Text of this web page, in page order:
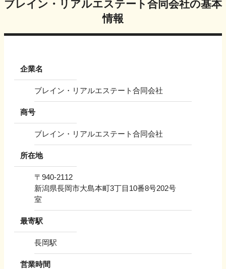
ブレイン・リアルエステート合同会社の基本
情報
企業名
ブレイン・リアルエステート合同会社
商号
ブレイン・リアルエステート合同会社
所在地
〒 940-2112
新潟県長岡市大島本町3丁目10番8号202号
室
最寄駅
長岡駅
営業時間